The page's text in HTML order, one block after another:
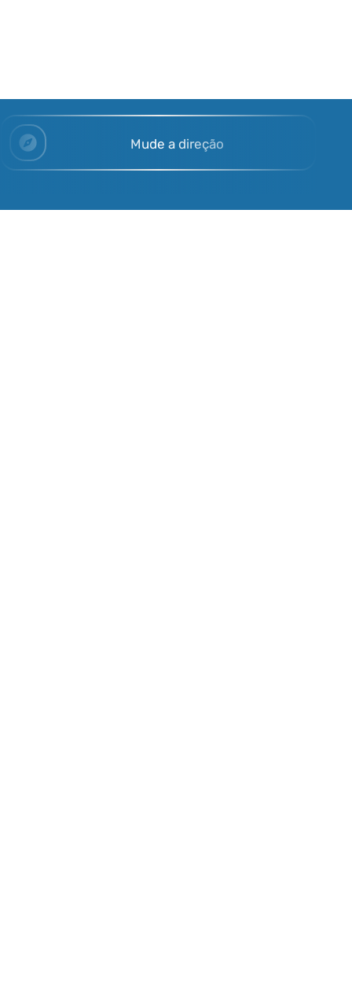
Mude a direção